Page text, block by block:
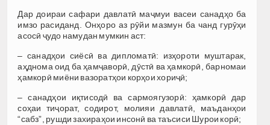
Дар доираи сафари давлатӣ маҷмуи васеи санадҳо ба
имзо расиданд. Онҳоро аз рӯйи мазмун ба чанд гурӯҳи
асосӣ ҷудо намудан мумкин аст:
– санадҳои сиёсӣ ва дипломатӣ: изҳороти муштарак,
аҳднома оид ба ҳамҷаворӣ, дӯстӣ ва ҳамкорӣ, барномаи
ҳамкорӣ миёни вазоратҳои корҳои хориҷӣ;
– санадҳои иқтисодӣ ва сармоягузорӣ: ҳамкорӣ дар
соҳаи тиҷорат, содирот, молияи давлатӣ, маъданҳои
“сабз”, рушди захираҳои инсонӣ ва таъсиси Шурои корӣ;